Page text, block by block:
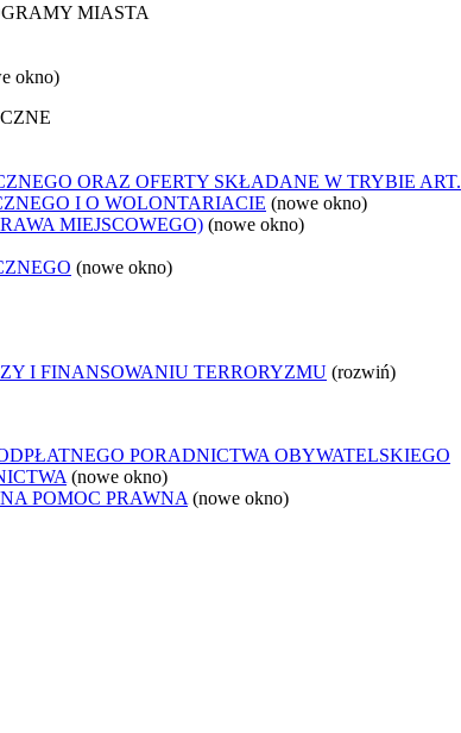
MIASTA
okno)
ORAZ OFERTY SKŁADANE W TRYBIE ART.
I O WOLONTARIACIE (nowe okno)
MIEJSCOWEGO) (nowe okno)
(nowe okno)
I FINANSOWANIU TERRORYZMU (rozwiń)
PORADNICTWA OBYWATELSKIEGO
(nowe okno)
POMOC PRAWNA (nowe okno)